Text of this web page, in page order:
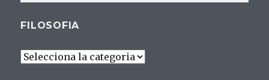
FILOSOFIA
Filosofia